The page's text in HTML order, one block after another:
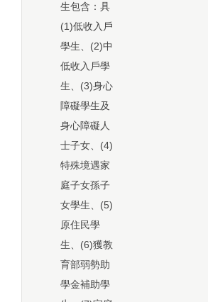
生包含：具
(1)低收入戶
學生、(2)中
低收入戶學
生、(3)身心
障礙學生及
身心障礙人
士子女、(4)
特殊境遇家
庭子女孫子
女學生、(5)
原住民學
生、(6)獲教
育部弱勢助
學金補助學